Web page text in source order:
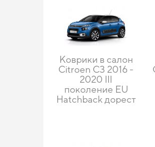
Коврики в салон
Citroen C3 2016 -
2020 III
поколение EU
Hatchback дорест